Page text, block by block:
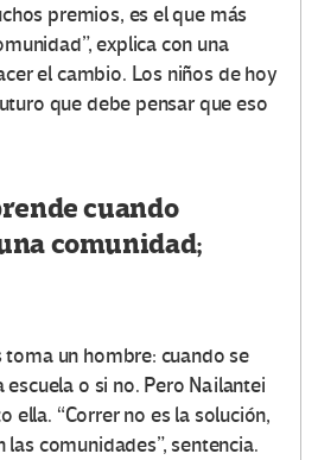
premios, es el que más
explica con una
el cambio. Los niños de hoy
que debe pensar que eso
cuando
comunidad;
toma un hombre: cuando se
o si no. Pero Nailantei
ella. “Correr no es la solución,
comunidades”, sentencia.